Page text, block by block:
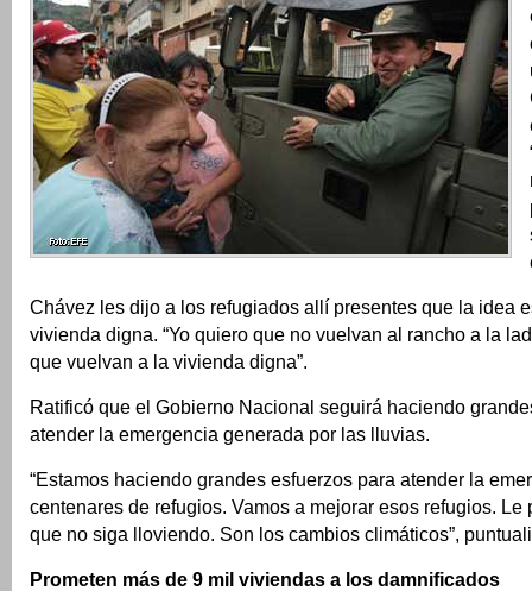
Chávez les dijo a los refugiados allí presentes que la idea
vivienda digna. “Yo quiero que no vuelvan al rancho a la
que vuelvan a la vivienda digna”.
Ratificó que el Gobierno Nacional seguirá haciendo
atender la emergencia generada por las lluvias.
“Estamos haciendo grandes esfuerzos para atender la
centenares de refugios. Vamos a mejorar esos refugios. Le
que no siga lloviendo. Son los cambios climáticos”,
Prometen más de 9 mil viviendas a los damnificados